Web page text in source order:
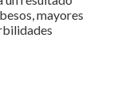
mayores